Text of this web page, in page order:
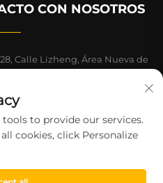
CON NOSOTROS
Calle Lizheng, Área Nueva de
to provide our services.
cookies, click Personalize